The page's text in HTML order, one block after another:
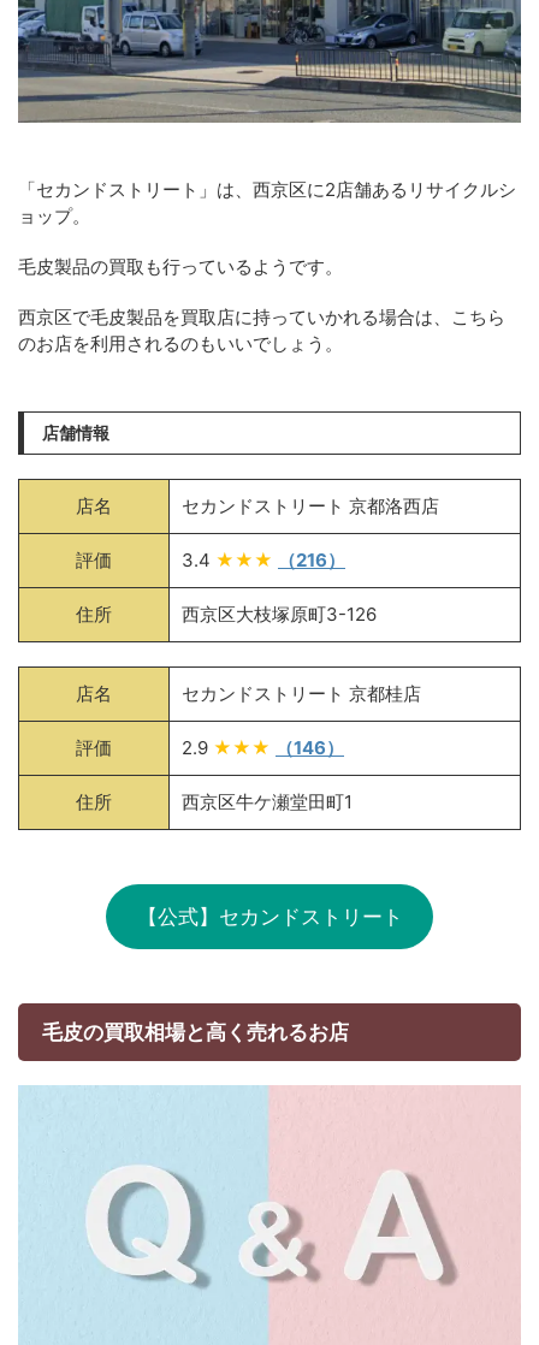
「セカンドストリート」は、西京区に2店舗あるリサイクルシ
ョップ。
毛皮製品の買取も行っているようです。
西京区で毛皮製品を買取店に持っていかれる場合は、こちら
のお店を利用されるのもいいでしょう。
店舗情報
店名 セカンドストリート 京都洛西店
評価 3.4 ★★★ （216）
住所 西京区大枝塚原町3-126
店名 セカンドストリート 京都桂店
評価 2.9 ★★★ （146）
住所 西京区牛ケ瀬堂田町1
【公式】セカンドストリート
毛皮の買取相場と高く売れるお店